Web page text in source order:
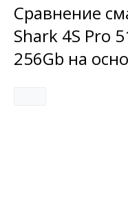
Сравнение
Shark 4S Pro
256Gb на